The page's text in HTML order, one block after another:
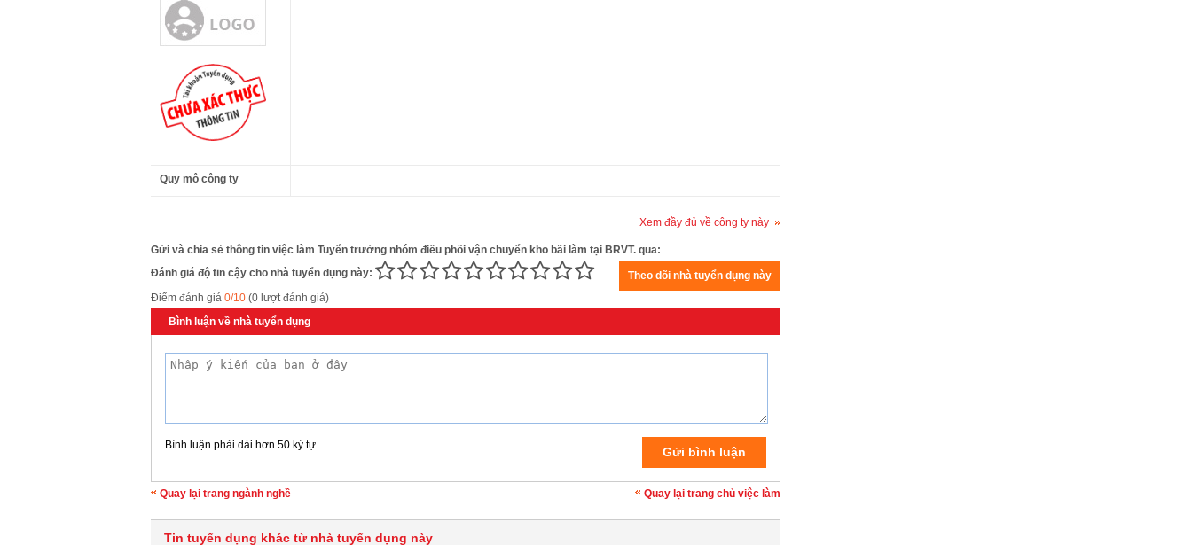
Quy mô công ty
Xem đầy đủ về công ty này
Gửi và chia sẻ thông tin việc làm Tuyển trưởng nhóm điều phối vận chuyển kho bãi làm tại BRVT. qua:
Đánh giá độ tin cậy cho nhà tuyển dụng này:
Điểm đánh giá 0/10 (0 lượt đánh giá)
Bình luận về nhà tuyển dụng
Bình luận phải dài hơn 50 ký tự
Quay lại trang ngành nghề Quay lại trang chủ việc làm
Tin tuyển dụng khác từ nhà tuyển dụng này